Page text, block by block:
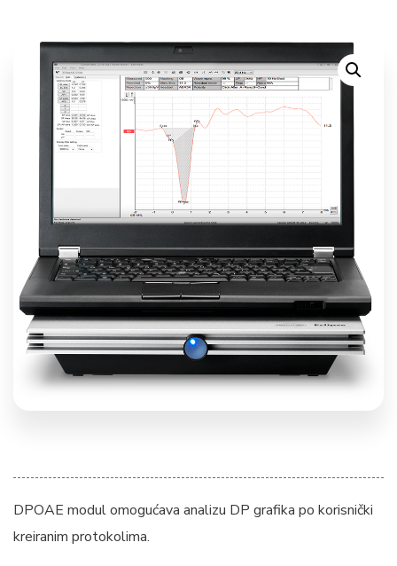
DPOAE modul omogućava analizu DP grafika po korisnički
kreiranim protokolima.